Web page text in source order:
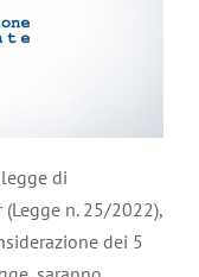
di
n. 25/2022),
dei 5